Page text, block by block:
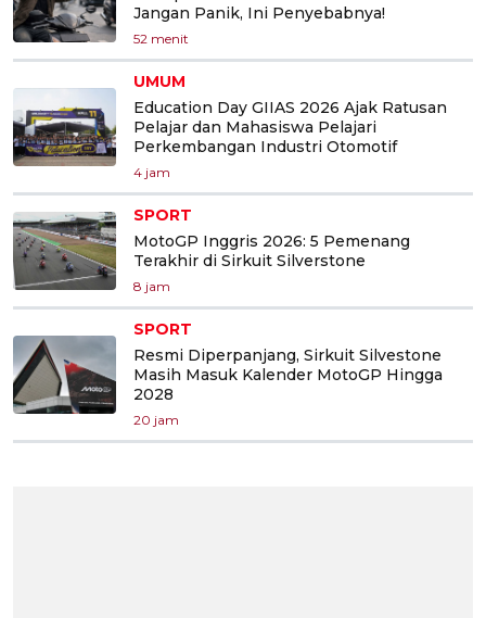
Jangan Panik, Ini Penyebabnya!
52 menit
UMUM
Education Day GIIAS 2026 Ajak Ratusan
Pelajar dan Mahasiswa Pelajari
Perkembangan Industri Otomotif
4 jam
SPORT
MotoGP Inggris 2026: 5 Pemenang
Terakhir di Sirkuit Silverstone
8 jam
SPORT
Resmi Diperpanjang, Sirkuit Silvestone
Masih Masuk Kalender MotoGP Hingga
2028
20 jam